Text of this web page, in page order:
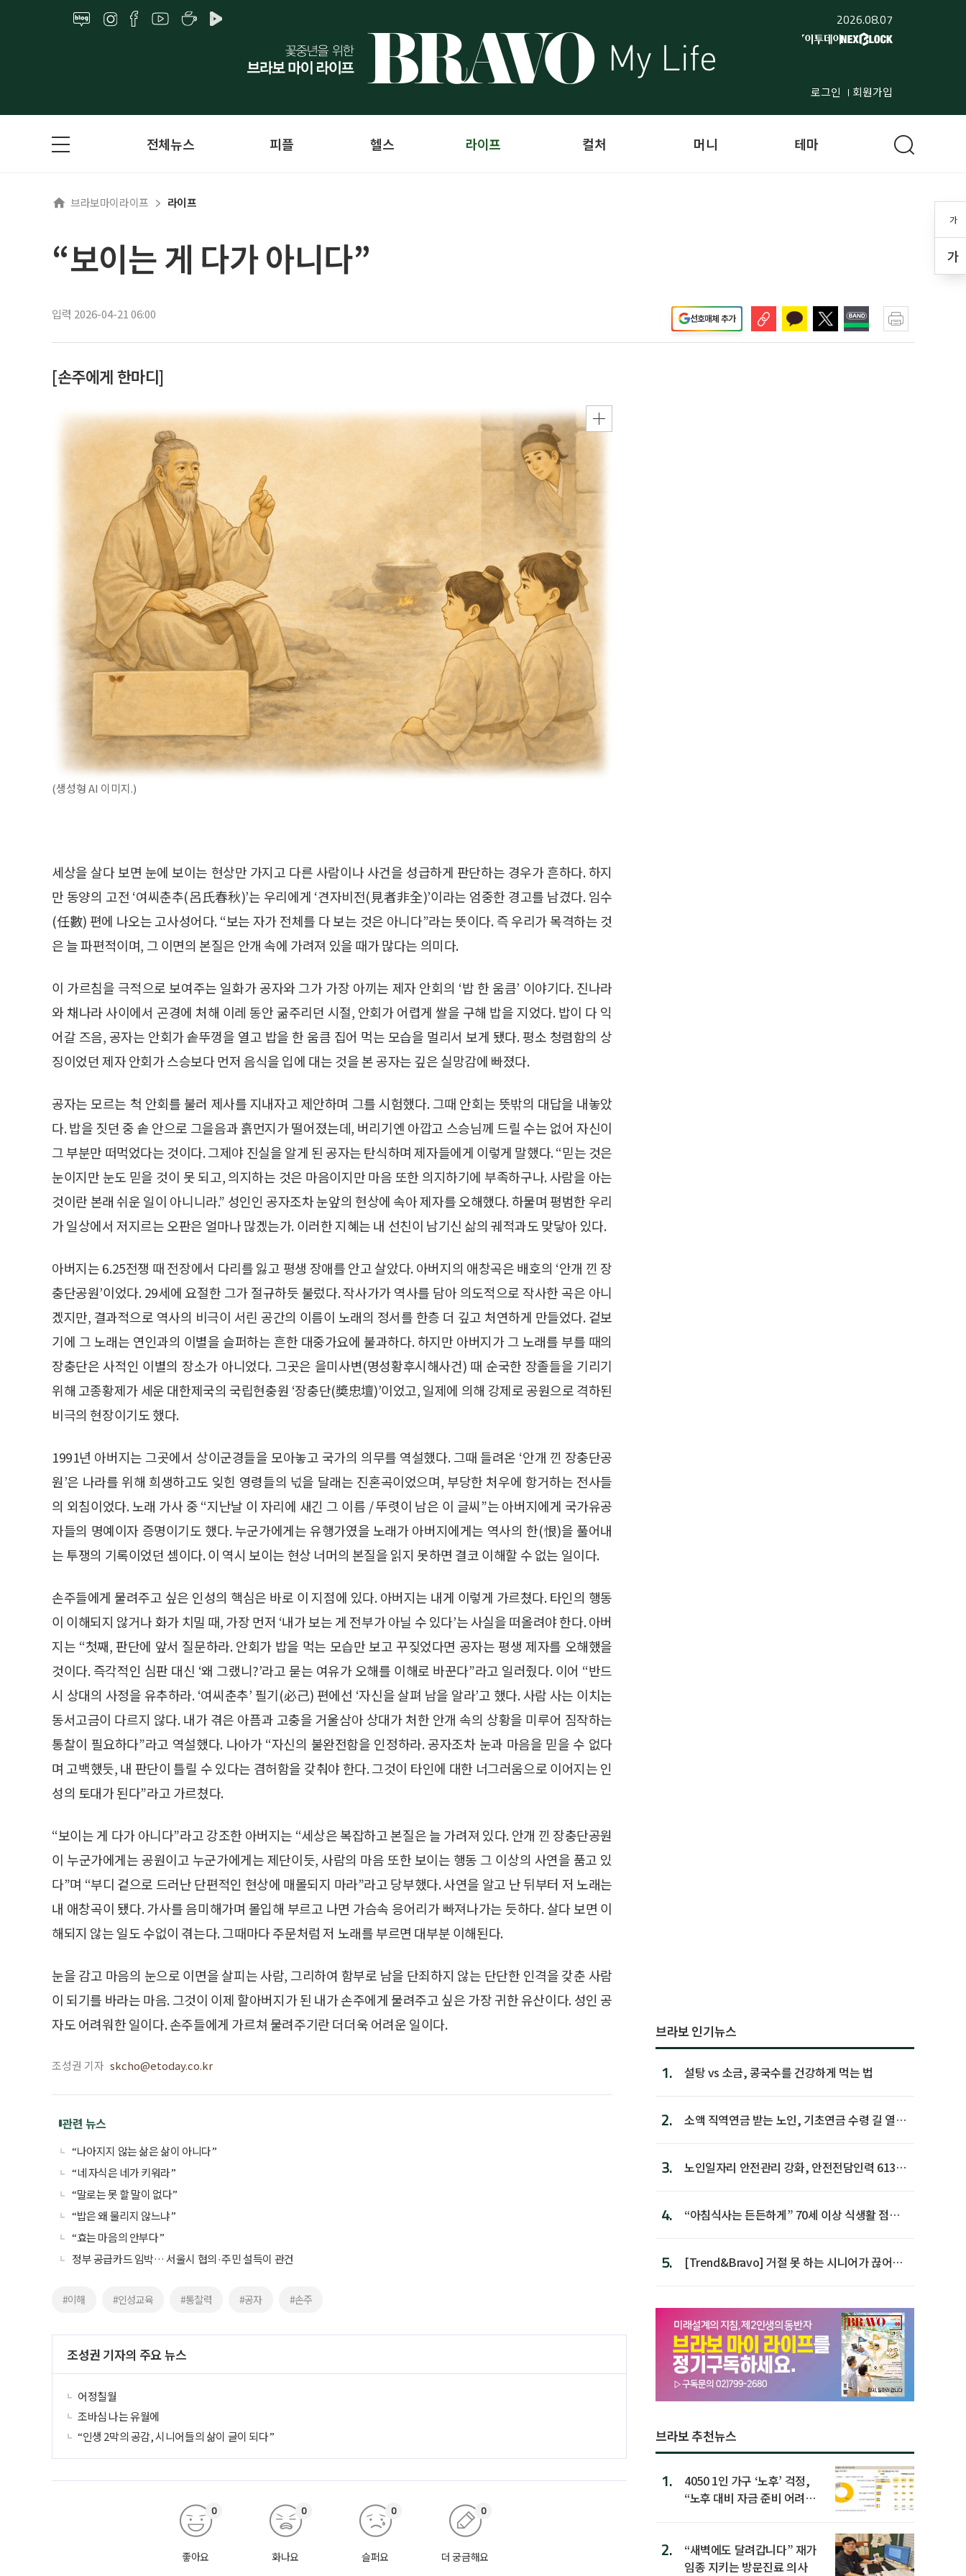
2026.08.07
로그인 회원가입
가
가
전체뉴스 피플 헬스 라이프 컬처 머니 테마
브라보마이라이프 라이프
“보이는 게 다가 아니다”
입력 2026-04-21 06:00 선호매체 추가
[손주에게 한마디]
(생성형 AI 이미지.)
세상을 살다 보면 눈에 보이는 현상만 가지고 다른 사람이나 사건을 성급하게 판단하는 경우가 흔하다. 하지
만 동양의 고전 ‘여씨춘추(呂氏春秋)’는 우리에게 ‘견자비전(見者非全)’이라는 엄중한 경고를 남겼다. 임수
(任數) 편에 나오는 고사성어다. “보는 자가 전체를 다 보는 것은 아니다”라는 뜻이다. 즉 우리가 목격하는 것
은 늘 파편적이며, 그 이면의 본질은 안개 속에 가려져 있을 때가 많다는 의미다.
이 가르침을 극적으로 보여주는 일화가 공자와 그가 가장 아끼는 제자 안회의 ‘밥 한 움큼’ 이야기다. 진나라
와 채나라 사이에서 곤경에 처해 이레 동안 굶주리던 시절, 안회가 어렵게 쌀을 구해 밥을 지었다. 밥이 다 익
어갈 즈음, 공자는 안회가 솥뚜껑을 열고 밥을 한 움큼 집어 먹는 모습을 멀리서 보게 됐다. 평소 청렴함의 상
징이었던 제자 안회가 스승보다 먼저 음식을 입에 대는 것을 본 공자는 깊은 실망감에 빠졌다.
공자는 모르는 척 안회를 불러 제사를 지내자고 제안하며 그를 시험했다. 그때 안회는 뜻밖의 대답을 내놓았
다. 밥을 짓던 중 솥 안으로 그을음과 흙먼지가 떨어졌는데, 버리기엔 아깝고 스승님께 드릴 수는 없어 자신이
그 부분만 떠먹었다는 것이다. 그제야 진실을 알게 된 공자는 탄식하며 제자들에게 이렇게 말했다. “믿는 것은
눈이지만 눈도 믿을 것이 못 되고, 의지하는 것은 마음이지만 마음 또한 의지하기에 부족하구나. 사람을 아는
것이란 본래 쉬운 일이 아니니라.” 성인인 공자조차 눈앞의 현상에 속아 제자를 오해했다. 하물며 평범한 우리
가 일상에서 저지르는 오판은 얼마나 많겠는가. 이러한 지혜는 내 선친이 남기신 삶의 궤적과도 맞닿아 있다.
아버지는 6.25전쟁 때 전장에서 다리를 잃고 평생 장애를 안고 살았다. 아버지의 애창곡은 배호의 ‘안개 낀 장
충단공원’이었다. 29세에 요절한 그가 절규하듯 불렀다. 작사가가 역사를 담아 의도적으로 작사한 곡은 아니
겠지만, 결과적으로 역사의 비극이 서린 공간의 이름이 노래의 정서를 한층 더 깊고 처연하게 만들었다. 겉보
기에 그 노래는 연인과의 이별을 슬퍼하는 흔한 대중가요에 불과하다. 하지만 아버지가 그 노래를 부를 때의
장충단은 사적인 이별의 장소가 아니었다. 그곳은 을미사변(명성황후시해사건) 때 순국한 장졸들을 기리기
위해 고종황제가 세운 대한제국의 국립현충원 ‘장충단(奬忠壇)’이었고, 일제에 의해 강제로 공원으로 격하된
비극의 현장이기도 했다.
1991년 아버지는 그곳에서 상이군경들을 모아놓고 국가의 의무를 역설했다. 그때 들려온 ‘안개 낀 장충단공
원’은 나라를 위해 희생하고도 잊힌 영령들의 넋을 달래는 진혼곡이었으며, 부당한 처우에 항거하는 전사들
의 외침이었다. 노래 가사 중 “지난날 이 자리에 새긴 그 이름 / 뚜렷이 남은 이 글씨”는 아버지에게 국가유공
자들의 명예이자 증명이기도 했다. 누군가에게는 유행가였을 노래가 아버지에게는 역사의 한(恨)을 풀어내
는 투쟁의 기록이었던 셈이다. 이 역시 보이는 현상 너머의 본질을 읽지 못하면 결코 이해할 수 없는 일이다.
손주들에게 물려주고 싶은 인성의 핵심은 바로 이 지점에 있다. 아버지는 내게 이렇게 가르쳤다. 타인의 행동
이 이해되지 않거나 화가 치밀 때, 가장 먼저 ‘내가 보는 게 전부가 아닐 수 있다’는 사실을 떠올려야 한다. 아버
지는 “첫째, 판단에 앞서 질문하라. 안회가 밥을 먹는 모습만 보고 꾸짖었다면 공자는 평생 제자를 오해했을
것이다. 즉각적인 심판 대신 ‘왜 그랬니?’라고 묻는 여유가 오해를 이해로 바꾼다”라고 일러줬다. 이어 “반드
시 상대의 사정을 유추하라. ‘여씨춘추’ 필기(必己) 편에선 ‘자신을 살펴 남을 알라’고 했다. 사람 사는 이치는
동서고금이 다르지 않다. 내가 겪은 아픔과 고충을 거울삼아 상대가 처한 안개 속의 상황을 미루어 짐작하는
통찰이 필요하다”라고 역설했다. 나아가 “자신의 불완전함을 인정하라. 공자조차 눈과 마음을 믿을 수 없다
며 고백했듯, 내 판단이 틀릴 수 있다는 겸허함을 갖춰야 한다. 그것이 타인에 대한 너그러움으로 이어지는 인
성의 토대가 된다”라고 가르쳤다.
“보이는 게 다가 아니다”라고 강조한 아버지는 “세상은 복잡하고 본질은 늘 가려져 있다. 안개 낀 장충단공원
이 누군가에게는 공원이고 누군가에게는 제단이듯, 사람의 마음 또한 보이는 행동 그 이상의 사연을 품고 있
다”며 “부디 겉으로 드러난 단편적인 현상에 매몰되지 마라”라고 당부했다. 사연을 알고 난 뒤부터 저 노래는
내 애창곡이 됐다. 가사를 음미해가며 몰입해 부르고 나면 가슴속 응어리가 빠져나가는 듯하다. 살다 보면 이
해되지 않는 일도 수없이 겪는다. 그때마다 주문처럼 저 노래를 부르면 대부분 이해된다.
눈을 감고 마음의 눈으로 이면을 살피는 사람, 그리하여 함부로 남을 단죄하지 않는 단단한 인격을 갖춘 사람
이 되기를 바라는 마음. 그것이 이제 할아버지가 된 내가 손주에게 물려주고 싶은 가장 귀한 유산이다. 성인 공
자도 어려워한 일이다. 손주들에게 가르쳐 물려주기란 더더욱 어려운 일이다.
조성권 기자 skcho@etoday.co.kr
관련 뉴스
“나아지지 않는 삶은 삶이 아니다”
“네 자식은 네가 키워라”
“말로는 못 할 말이 없다”
“밥은 왜 물리지 않느냐”
“효는 마음의 안부다”
정부 공급카드 임박… 서울시 협의·주민 설득이 관건
#이해 #인성교육 #통찰력 #공자 #손주
조성권 기자의 주요 뉴스
어정칠월
조바심 나는 유월에
“인생 2막의 공감, 시니어들의 삶이 글이 되다”
좋아요
0
화나요
0
슬퍼요
0
더 궁금해요
0
브라보 인기뉴스
1. 설탕 vs 소금, 콩국수를 건강하게 먹는 법
2.
소액 직역연금 받는 노인, 기초연금 수령 길 열린
3.
노인일자리 안전관리 강화, 안전전담인력 613명
4.
“아침식사는 든든하게” 70세 이상 식생활 점수
5.
[Trend&Bravo] 거절 못 하는 시니어가 끊어야
브라보 추천뉴스
1.
4050 1인 가구 ‘노후’ 걱정,
“노후 대비 자금 준비 어려
2.
“새벽에도 달려갑니다” 재가
임종 지키는 방문진료 의사